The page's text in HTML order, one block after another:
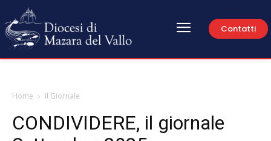
Contatti
Home Il Giornale
CONDIVIDERE, il giornale